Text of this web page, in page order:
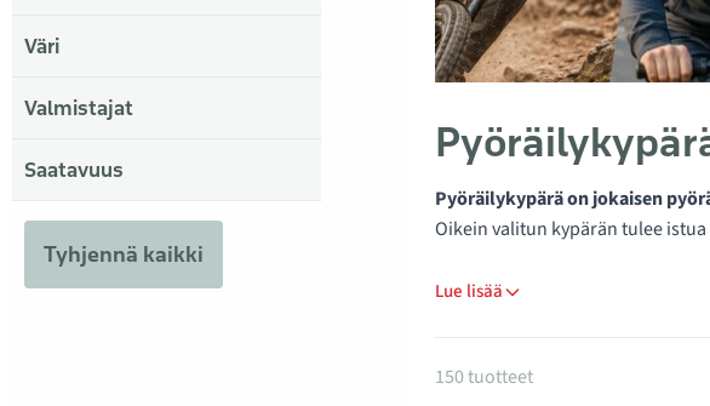
Pyöräilykypärä on jokaisen
Oikein valitun kypärän tulee
Lue lisää
Väri
Valmistajat
Saatavuus
Tyhjennä kaikki
Tuotteet kategoriassa
150 tuotteet